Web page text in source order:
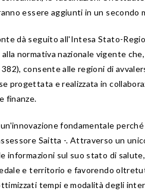
essere aggiunti in un secondo
dà seguito all'Intesa Stato-
normativa nazionale vigente
382), consente alle regioni di
progettata e realizzata in
finanze.
fondamentale
Saitta -. Attraverso un
informazioni sul suo stato di
e territorio e favorendo
tempi e modalità degli